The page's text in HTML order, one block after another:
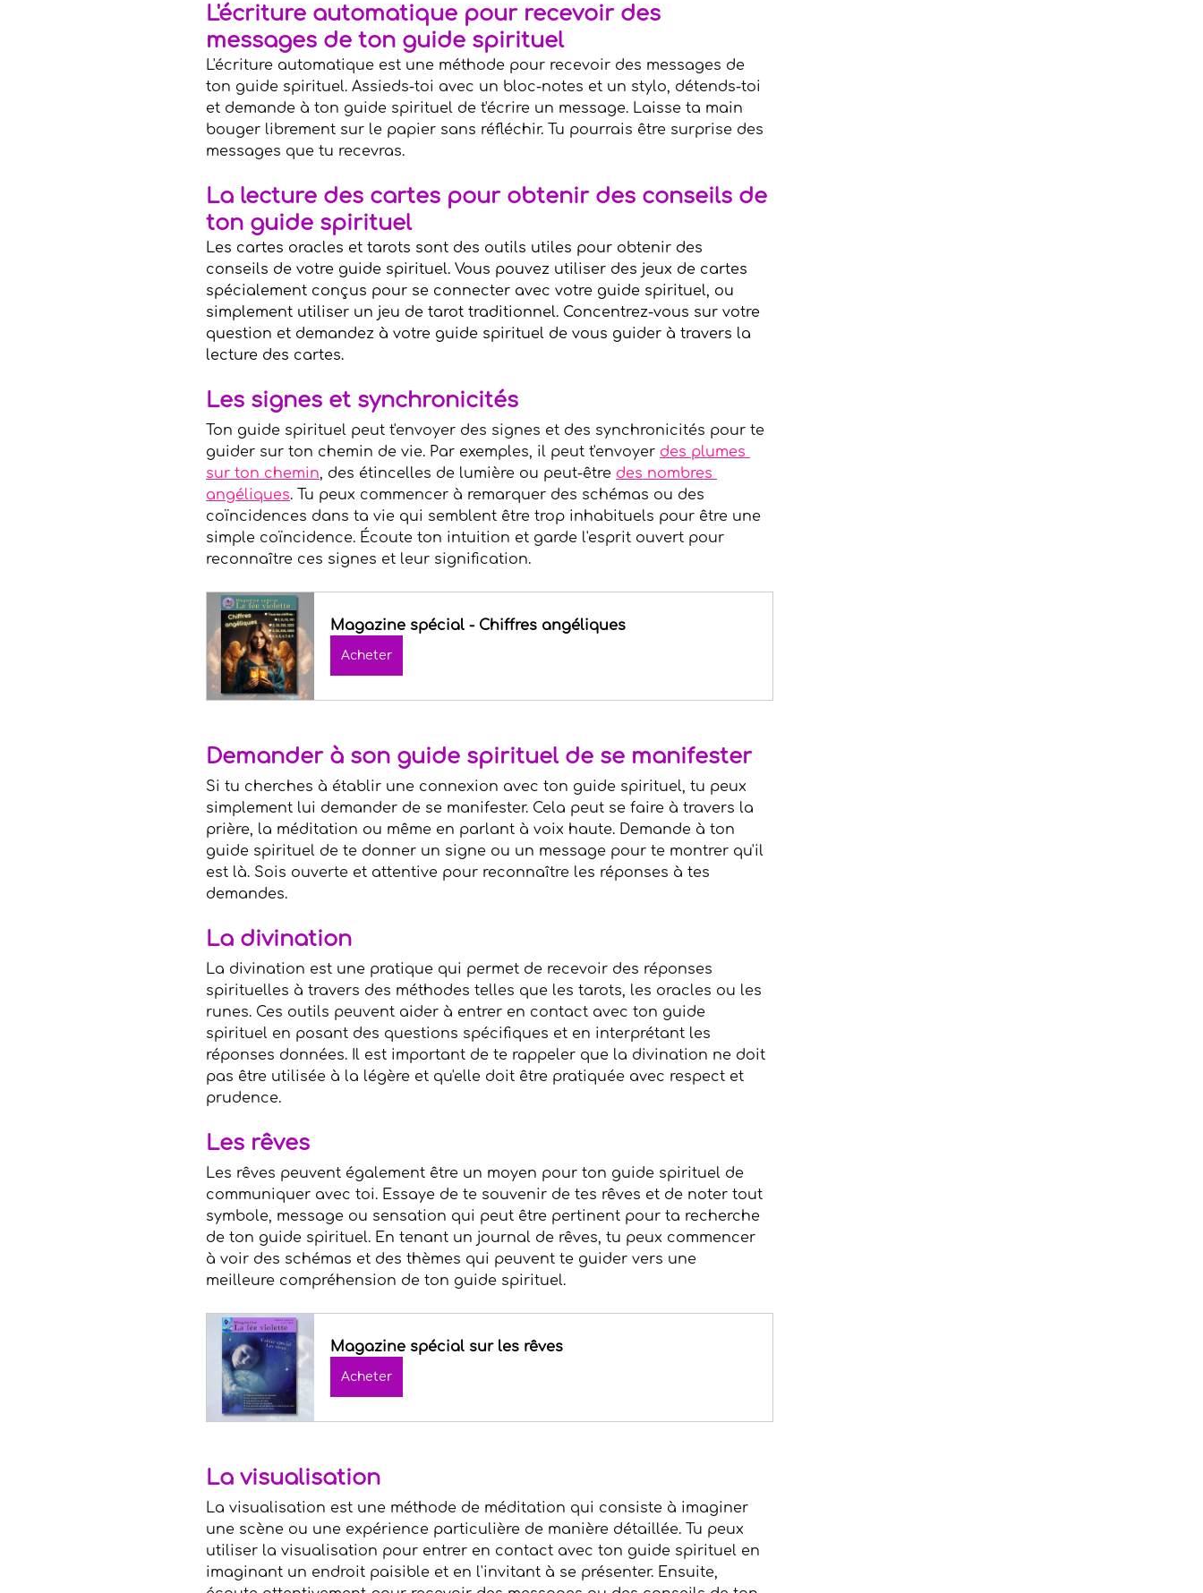
L'écriture automatique pour recevoir des
messages de ton guide spirituel
L'écriture automatique est une méthode pour recevoir des messages de
ton guide spirituel. Assieds-toi avec un bloc-notes et un stylo, détends-toi
et demande à ton guide spirituel de t'écrire un message. Laisse ta main
bouger librement sur le papier sans réfléchir. Tu pourrais être surprise des
messages que tu recevras.
La lecture des cartes pour obtenir des conseils de
ton guide spirituel
Les cartes oracles et tarots sont des outils utiles pour obtenir des
conseils de votre guide spirituel. Vous pouvez utiliser des jeux de cartes
spécialement conçus pour se connecter avec votre guide spirituel, ou
simplement utiliser un jeu de tarot traditionnel. Concentrez-vous sur votre
question et demandez à votre guide spirituel de vous guider à travers la
lecture des cartes.
Les signes et synchronicités
Ton guide spirituel peut t'envoyer des signes et des synchronicités pour te
guider sur ton chemin de vie. Par exemples, il peut t'envoyer des plumes
sur ton chemin, des étincelles de lumière ou peut-être des nombres
angéliques. Tu peux commencer à remarquer des schémas ou des
coïncidences dans ta vie qui semblent être trop inhabituels pour être une
simple coïncidence. Écoute ton intuition et garde l'esprit ouvert pour
reconnaître ces signes et leur signification.
Magazine spécial - Chiffres angéliques
Acheter
Demander à son guide spirituel de se manifester
Si tu cherches à établir une connexion avec ton guide spirituel, tu peux
simplement lui demander de se manifester. Cela peut se faire à travers la
prière, la méditation ou même en parlant à voix haute. Demande à ton
guide spirituel de te donner un signe ou un message pour te montrer qu'il
est là. Sois ouverte et attentive pour reconnaître les réponses à tes
demandes.
La divination
La divination est une pratique qui permet de recevoir des réponses
spirituelles à travers des méthodes telles que les tarots, les oracles ou les
runes. Ces outils peuvent aider à entrer en contact avec ton guide
spirituel en posant des questions spécifiques et en interprétant les
réponses données. Il est important de te rappeler que la divination ne doit
pas être utilisée à la légère et qu'elle doit être pratiquée avec respect et
prudence.
Les rêves
Les rêves peuvent également être un moyen pour ton guide spirituel de
communiquer avec toi. Essaye de te souvenir de tes rêves et de noter tout
symbole, message ou sensation qui peut être pertinent pour ta recherche
de ton guide spirituel. En tenant un journal de rêves, tu peux commencer
à voir des schémas et des thèmes qui peuvent te guider vers une
meilleure compréhension de ton guide spirituel.
Magazine spécial sur les rêves
Acheter
La visualisation
La visualisation est une méthode de méditation qui consiste à imaginer
une scène ou une expérience particulière de manière détaillée. Tu peux
utiliser la visualisation pour entrer en contact avec ton guide spirituel en
imaginant un endroit paisible et en l'invitant à se présenter. Ensuite,